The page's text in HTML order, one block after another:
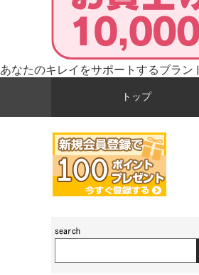
あなたのキレイをサポートするブラ
トップ